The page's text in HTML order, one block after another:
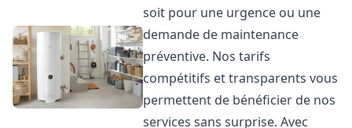
soit pour une urgence ou une
demande de maintenance
préventive. Nos tarifs
compétitifs et transparents vous
permettent de bénéficier de nos
services sans surprise. Avec